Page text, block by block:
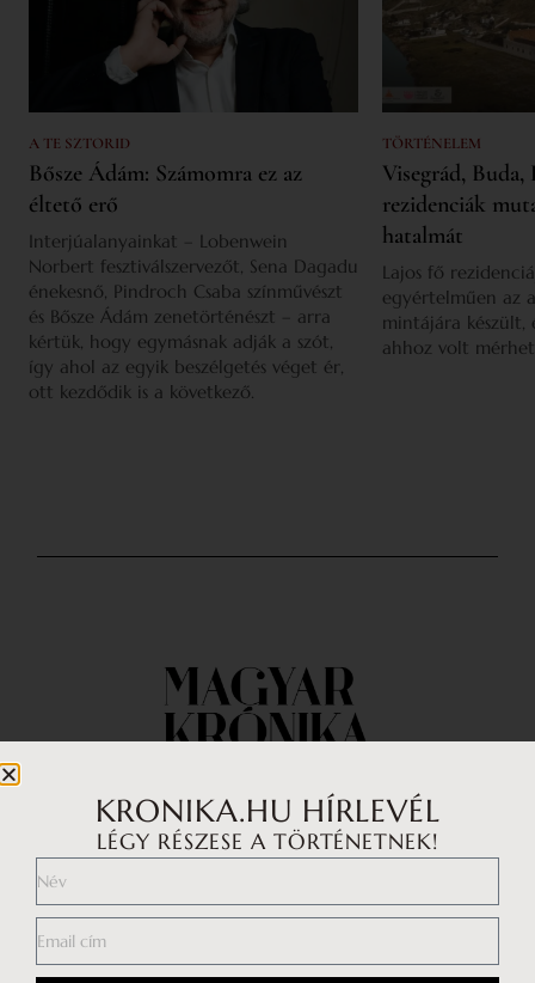
A TE SZTORID
Bősze Ádám: Számomra ez az
éltető erő
Interjúalanyainkat – Lobenwein
Norbert fesztiválszervezőt, Sena Dagadu
énekesnő, Pindroch Csaba színművészt
és Bősze Ádám zenetörténészt – arra
kértük, hogy egymásnak adják a szót,
így ahol az egyik beszélgetés véget ér,
ott kezdődik is a következő.
TÖRTÉNELEM
Visegrád,
rezidenciák
hatalmát
Lajos fő
egyértelműen az
mintájára készült,
ahhoz volt
Impresszum
Általános Szerződési Feltételek
KRONIKA.HU HÍRLEVÉL
LÉGY RÉSZESE A TÖRTÉNETNEK!